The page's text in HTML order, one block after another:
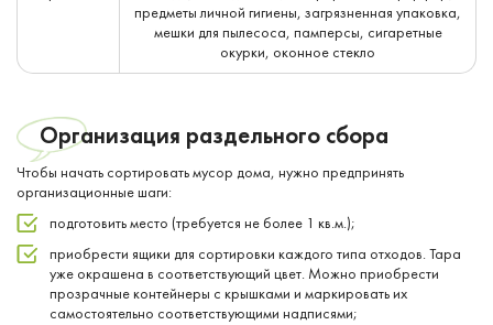
предметы личной гигиены, загрязненная упаковка,
мешки для пылесоса, памперсы, сигаретные
окурки, оконное стекло
Организация раздельного сбора
Чтобы начать сортировать мусор дома, нужно предпринять
организационные шаги:
подготовить место (требуется не более 1 кв.м.);
приобрести ящики для сортировки каждого типа отходов. Тара
уже окрашена в соответствующий цвет. Можно приобрести
прозрачные контейнеры с крышками и маркировать их
самостоятельно соответствующими надписями;